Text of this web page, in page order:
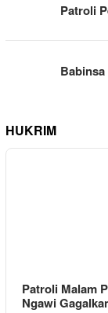
Patroli
HUKRIM
Patroli Malam
Ngawi